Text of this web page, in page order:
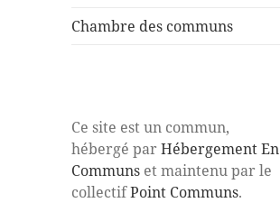
Chambre des communs
Ce site est un commun,
hébergé parHébergement En
Communs et maintenu par le
collectifPoint Communs.